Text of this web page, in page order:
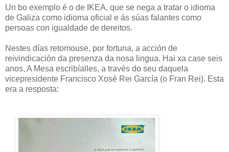
Un bo exemplo é o de IKEA, que se nega a tratar o idioma
de Galiza como idioma oficial e ás súas falantes como
persoas con igualdade de dereitos.
Nestes días retomouse, por fortuna, a acción de
reivindicación da presenza da nosa lingua. Hai xa case seis
anos, A Mesa escribíalles, a través do seu daquela
vicepresidente Francisco Xosé Rei García (o Fran Rei). Esta
era a resposta: